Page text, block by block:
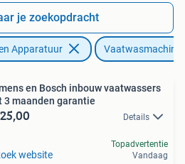
je zoekopdracht
Apparatuur
en Bosch inbouw vaatwassers
3 maanden garantie
Details
website
Topadvertentie
Vandaag